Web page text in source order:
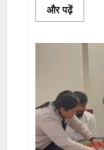
और पढ़ेंRead
more
आज
से
शुरू